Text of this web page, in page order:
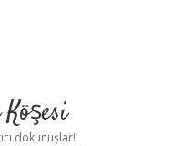
dokunuşlar!